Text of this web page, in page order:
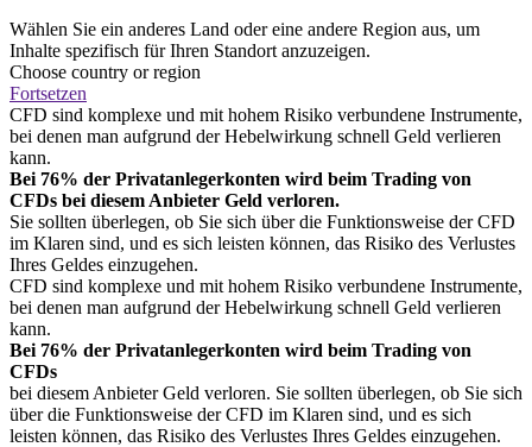
Wählen Sie ein anderes Land oder eine andere Region aus, um
Inhalte spezifisch für Ihren Standort anzuzeigen.
Choose country or region
Fortsetzen
CFD sind komplexe und mit hohem Risiko verbundene Instrumente,
bei denen man aufgrund der Hebelwirkung schnell Geld verlieren
kann.
Bei 76% der Privatanlegerkonten wird beim Trading von
CFDs bei diesem Anbieter Geld verloren.
Sie sollten überlegen, ob Sie sich über die Funktionsweise der CFD
im Klaren sind, und es sich leisten können, das Risiko des Verlustes
Ihres Geldes einzugehen.
CFD sind komplexe und mit hohem Risiko verbundene Instrumente,
bei denen man aufgrund der Hebelwirkung schnell Geld verlieren
kann.
Bei 76% der Privatanlegerkonten wird beim Trading von
CFDs
bei diesem Anbieter Geld verloren. Sie sollten überlegen, ob Sie sich
über die Funktionsweise der CFD im Klaren sind, und es sich
leisten können, das Risiko des Verlustes Ihres Geldes einzugehen.